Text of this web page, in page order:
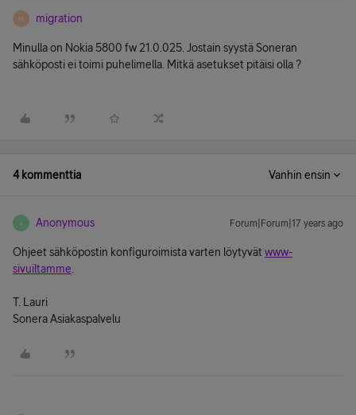
M migration
Minulla on Nokia 5800 fw 21.0.025. Jostain syystä Soneran
sähköposti ei toimi puhelimella. Mitkä asetukset pitäisi olla ?
4 kommenttia Vanhin ensin
A Anonymous Forum|Forum|17 years ago
Ohjeet sähköpostin konfiguroimista varten löytyvät www-
sivuiltamme
T. Lauri
Sonera Asiakaspalvelu